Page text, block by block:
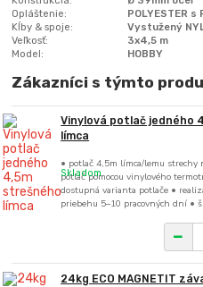
Opláštenie:
POLYESTER s
Kĺby & spoje:
Vystužený
Veľkosť:
3x4,5 m
Model:
HOBBY
Zákazníci s týmto
Vinylová potlač jedného
límca
• potlač 4,5m límca/lemu strechy
potlač pomocou vinylového
dostupná varianta potlače •
priebehu 5–10 pracovných dní •
Skladom
24kg ECO MAGNETIT